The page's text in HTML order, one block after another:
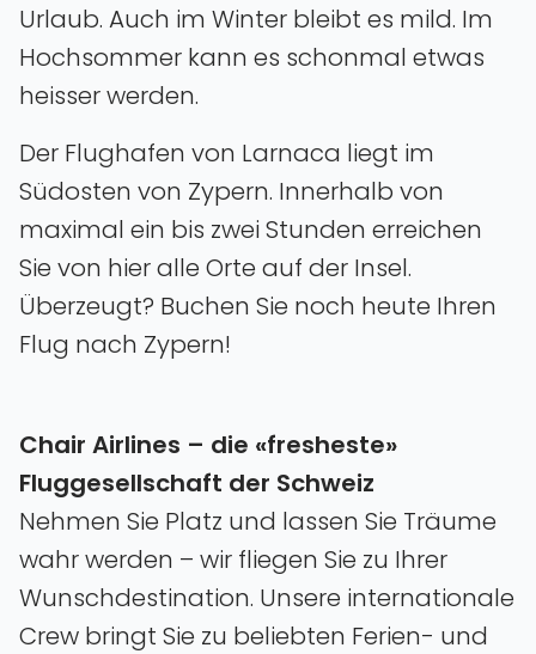
Urlaub. Auch im Winter bleibt es mild. Im
Hochsommer kann es schonmal etwas
heisser werden.
Der Flughafen von Larnaca liegt im
Südosten von Zypern. Innerhalb von
maximal ein bis zwei Stunden erreichen
Sie von hier alle Orte auf der Insel.
Überzeugt? Buchen Sie noch heute Ihren
Flug nach Zypern!
Chair Airlines – die «fresheste»
Fluggesellschaft der Schweiz
Nehmen Sie Platz und lassen Sie Träume
wahr werden – wir fliegen Sie zu Ihrer
Wunschdestination. Unsere internationale
Crew bringt Sie zu beliebten Ferien- und